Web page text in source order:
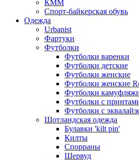
КММ
Спорт-байкерская обувь
Одежда
Urbanist
Фартуки
Футболки
Футболки варенки
Футболки детские
Футболки женские
Футболки женские
Футболки
Футболки с
Футболки с
Шотландская одежда
Булавки 'kilt pin'
Килты
Спорраны
Шервуд